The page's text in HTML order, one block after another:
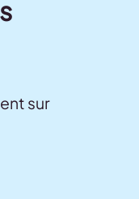
sur